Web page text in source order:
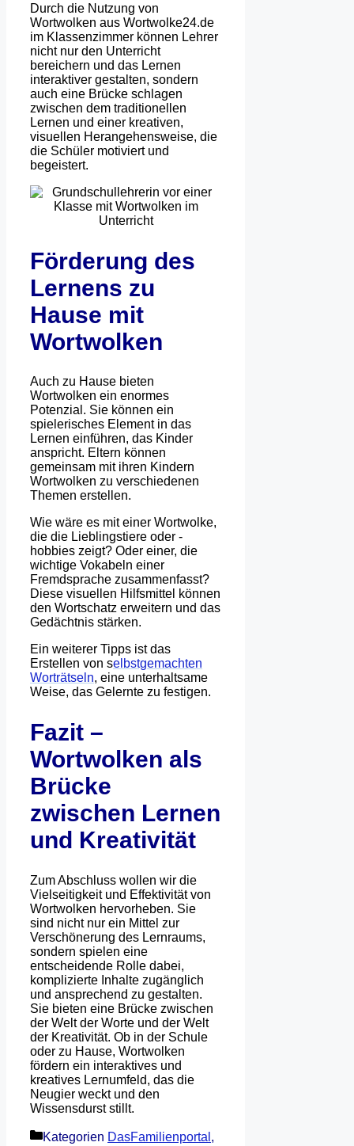
Durch die Nutzung von
Wortwolken aus Wortwolke24.de
im Klassenzimmer können Lehrer
nicht nur den Unterricht
bereichern und das Lernen
interaktiver gestalten, sondern
auch eine Brücke schlagen
zwischen dem traditionellen
Lernen und einer kreativen,
visuellen Herangehensweise, die
die Schüler motiviert und
begeistert.
Förderung des
Lernens zu
Hause mit
Wortwolken
Auch zu Hause bieten
Wortwolken ein enormes
Potenzial. Sie können ein
spielerisches Element in das
Lernen einführen, das Kinder
anspricht. Eltern können
gemeinsam mit ihren Kindern
Wortwolken zu verschiedenen
Themen erstellen.
Wie wäre es mit einer Wortwolke,
die die Lieblingstiere oder -
hobbies zeigt? Oder einer, die
wichtige Vokabeln einer
Fremdsprache zusammenfasst?
Diese visuellen Hilfsmittel können
den Wortschatz erweitern und das
Gedächtnis stärken.
Ein weiterer Tipps ist das
Erstellen von selbstgemachten
Worträtseln, eine unterhaltsame
Weise, das Gelernte zu festigen.
Fazit –
Wortwolken als
Brücke
zwischen Lernen
und Kreativität
Zum Abschluss wollen wir die
Vielseitigkeit und Effektivität von
Wortwolken hervorheben. Sie
sind nicht nur ein Mittel zur
Verschönerung des Lernraums,
sondern spielen eine
entscheidende Rolle dabei,
komplizierte Inhalte zugänglich
und ansprechend zu gestalten.
Sie bieten eine Brücke zwischen
der Welt der Worte und der Welt
der Kreativität. Ob in der Schule
oder zu Hause, Wortwolken
fördern ein interaktives und
kreatives Lernumfeld, das die
Neugier weckt und den
Wissensdurst stillt.
Kategorien DasFamilienportal ,